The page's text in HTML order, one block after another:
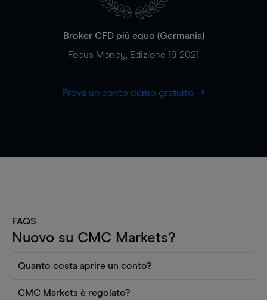
Broker CFD più equo (Germania)
Focus Money, Edizione 19-2021
Prova un conto demo gratuito
FAQS
Nuovo su CMC Markets?
Quanto costa aprire un conto?
CMC Markets è regolato?